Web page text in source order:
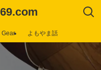
Gear よもやま話